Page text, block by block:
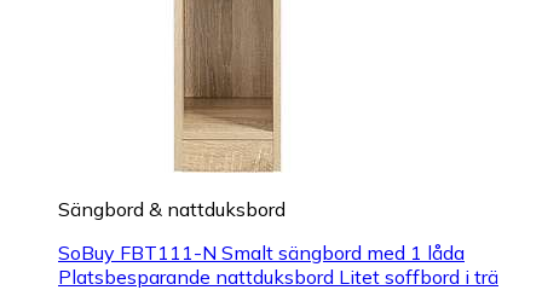
Sängbord & nattduksbord
SoBuy FBT111-N Smalt sängbord med 1 låda
Platsbesparande nattduksbord Litet soffbord i trä